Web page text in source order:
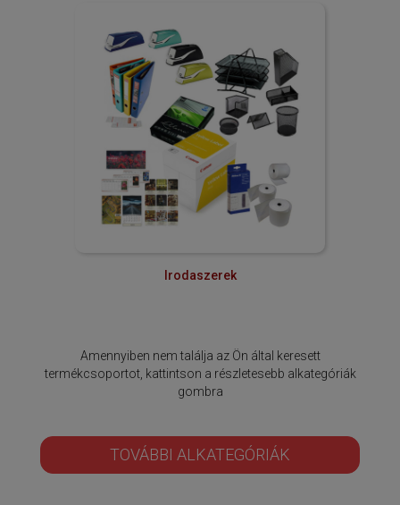
Irodaszerek
Amennyiben nem találja az Ön által keresett
termékcsoportot, kattintson a részletesebb alkategóriák
gombra
TOVÁBBI ALKATEGÓRIÁK